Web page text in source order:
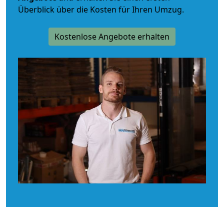
Überblick über die Kosten für Ihren Umzug.
Kostenlose Angebote erhalten